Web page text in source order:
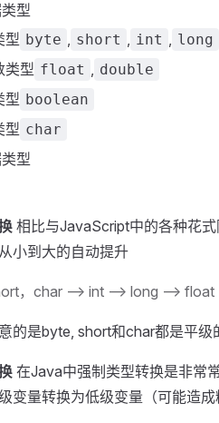
型
型 byte , short , int , long
类型 float , double
型 boolean
型 char
型
相比与JavaScript中的各种花
小到大的自动提升
，char --> int --> long --> float
的是byte, short和char都是平级
在Java中强制类型转换是非常
变量转换为低级变量（可能造